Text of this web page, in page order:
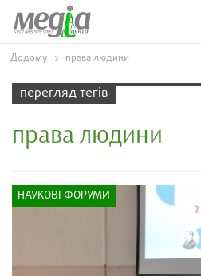
Додому права людини
перегляд теґів
права людини
НАУКОВІ ФОРУМИ